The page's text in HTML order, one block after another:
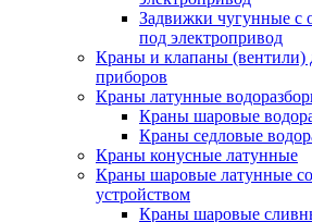
Задвижки чугунные с
под электропривод
Краны и клапаны (вентили)
приборов
Краны латунные
Краны шаровые
Краны седловые
Краны конусные латунные
Краны шаровые латунные
устройством
Краны шаровые